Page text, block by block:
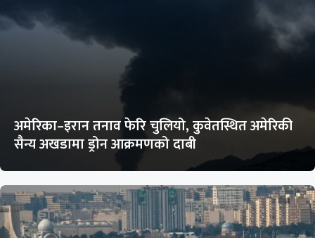
अमेरिका–इरान तनाव फेरि चुलियो, कुवेतस्थित अमेरिकी
सैन्य अखडामा ड्रोन आक्रमणको दाबी